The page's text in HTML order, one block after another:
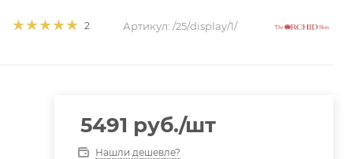
2 Артикул: /25/display/1/
5491 руб./шт
Нашли дешевле?